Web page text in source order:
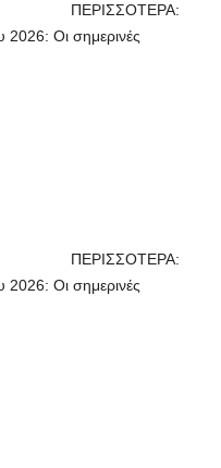
ΠΕΡΙΣΣΟΤΕΡΑ:
2026: Οι σημερινές
ΠΕΡΙΣΣΟΤΕΡΑ:
2026: Οι σημερινές